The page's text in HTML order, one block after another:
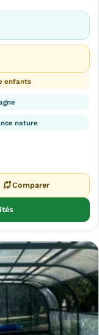
enfants
nature
Comparer